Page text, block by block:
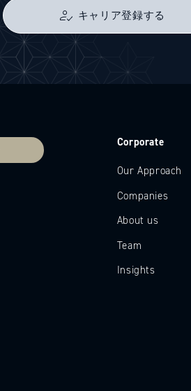
キャリア登録する
Corporate
Our Approach
Companies
About us
Team
Insights